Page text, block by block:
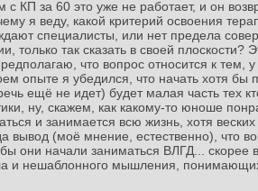
с КП за 60 это уже не работает, и он
я веду, какой критерий освоения
специалисты, или нет предела
только так сказать в своей плоскости?
что вопрос относится к тем, у
опыте я убедился, что начать хотя бы
ещё не идет) будет малая часть тех
ну, скажем, как какому-то юноше
и занимается всю жизнь, хотя
вывод (моё мнение, естественно), что
они начали заниматься ВЛГД... скорее
и нешаблонного мышления,